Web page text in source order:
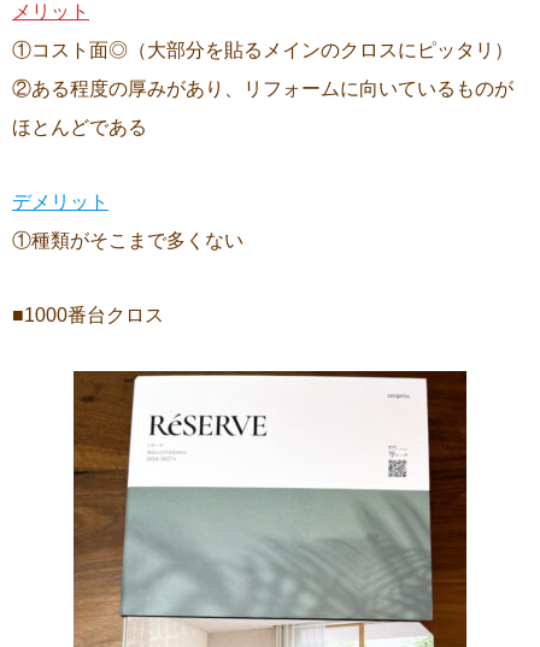
メリット
①コスト面◎（大部分を貼るメインのクロスにピッタリ）
②ある程度の厚みがあり、リフォームに向いているものが
ほとんどである
デメリット
①種類がそこまで多くない
■1000番台クロス